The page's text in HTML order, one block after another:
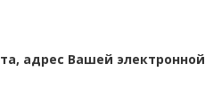
адрес Вашей электронной